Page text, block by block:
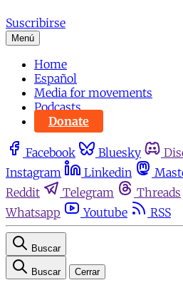
Suscribirse
Menú
Home
Español
Media for movements
Podcasts
Donate
Facebook Bluesky
Instagram
Linkedin
Reddit
Telegram Threads
Whatsapp
Youtube RSS
Buscar
Buscar Cerrar